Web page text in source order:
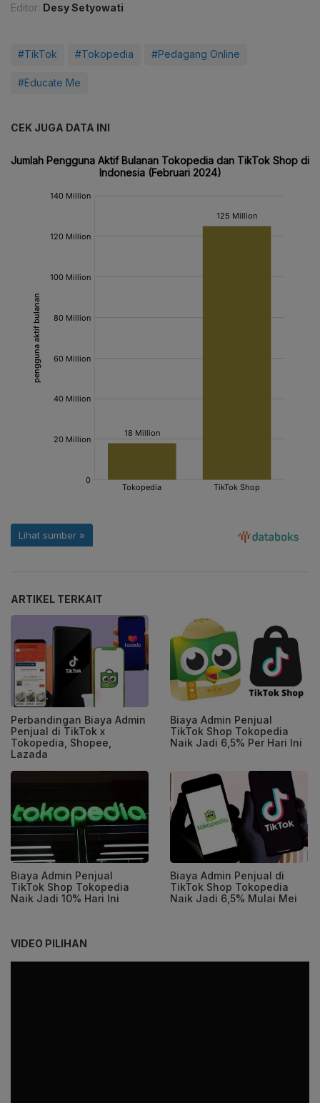
Editor: Desy Setyowati
#TikTok #Tokopedia #Pedagang Online
#Educate Me
CEK JUGA DATA INI
ARTIKEL TERKAIT
Perbandingan Biaya Admin
Penjual di TikTok x
Tokopedia, Shopee,
Lazada
Biaya Admin Penjual
TikTok Shop Tokopedia
Naik Jadi 6,5% Per Hari Ini
Biaya Admin Penjual
TikTok Shop Tokopedia
Naik Jadi 10% Hari Ini
Biaya Admin Penjual di
TikTok Shop Tokopedia
Naik Jadi 6,5% Mulai Mei
VIDEO PILIHAN